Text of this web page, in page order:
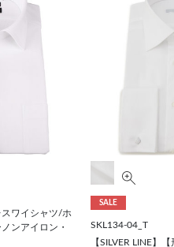
スワイシャツ/ホ
ンアイロン・
SALE
SKL134-04_T
【SILVER LINE】